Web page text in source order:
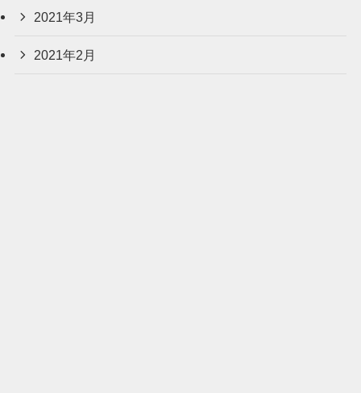
2021年3月
2021年2月